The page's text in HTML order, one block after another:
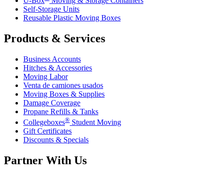
Self-Storage Units
Reusable Plastic Moving Boxes
Products & Services
Business Accounts
Hitches & Accessories
Moving Labor
Venta de camiones usados
Moving Boxes & Supplies
Damage Coverage
Propane Refills & Tanks
Collegeboxes® Student Moving
Gift Certificates
Discounts & Specials
Partner With Us